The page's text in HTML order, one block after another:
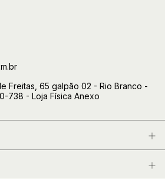
Freitas, 65 galpão 02 - Rio Branco -
738 - Loja Física Anexo